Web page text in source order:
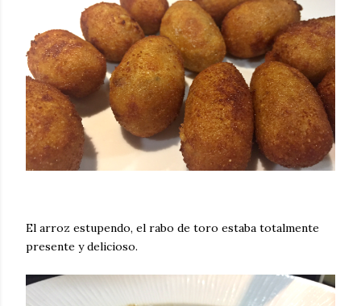
El arroz estupendo, el rabo de toro estaba totalmente
presente y delicioso.